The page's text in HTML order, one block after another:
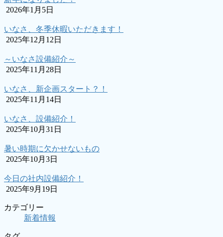
2026年1月5日
いなさ、冬季休暇いただきます！
2025年12月12日
～いなさ設備紹介～
2025年11月28日
いなさ、新企画スタート？！
2025年11月14日
いなさ、設備紹介！
2025年10月31日
暑い時期に欠かせないもの
2025年10月3日
今日の社内設備紹介！
2025年9月19日
カテゴリー
新着情報